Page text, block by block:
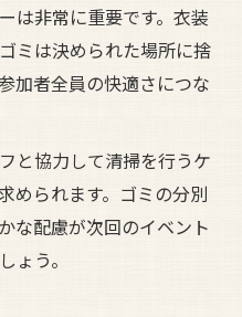
は非常に重要です。衣装
ミは決められた場所に捨
加者全員の快適さにつな
と協力して清掃を行うケ
められます。ゴミの分別
な配慮が次回のイベント
ょう。